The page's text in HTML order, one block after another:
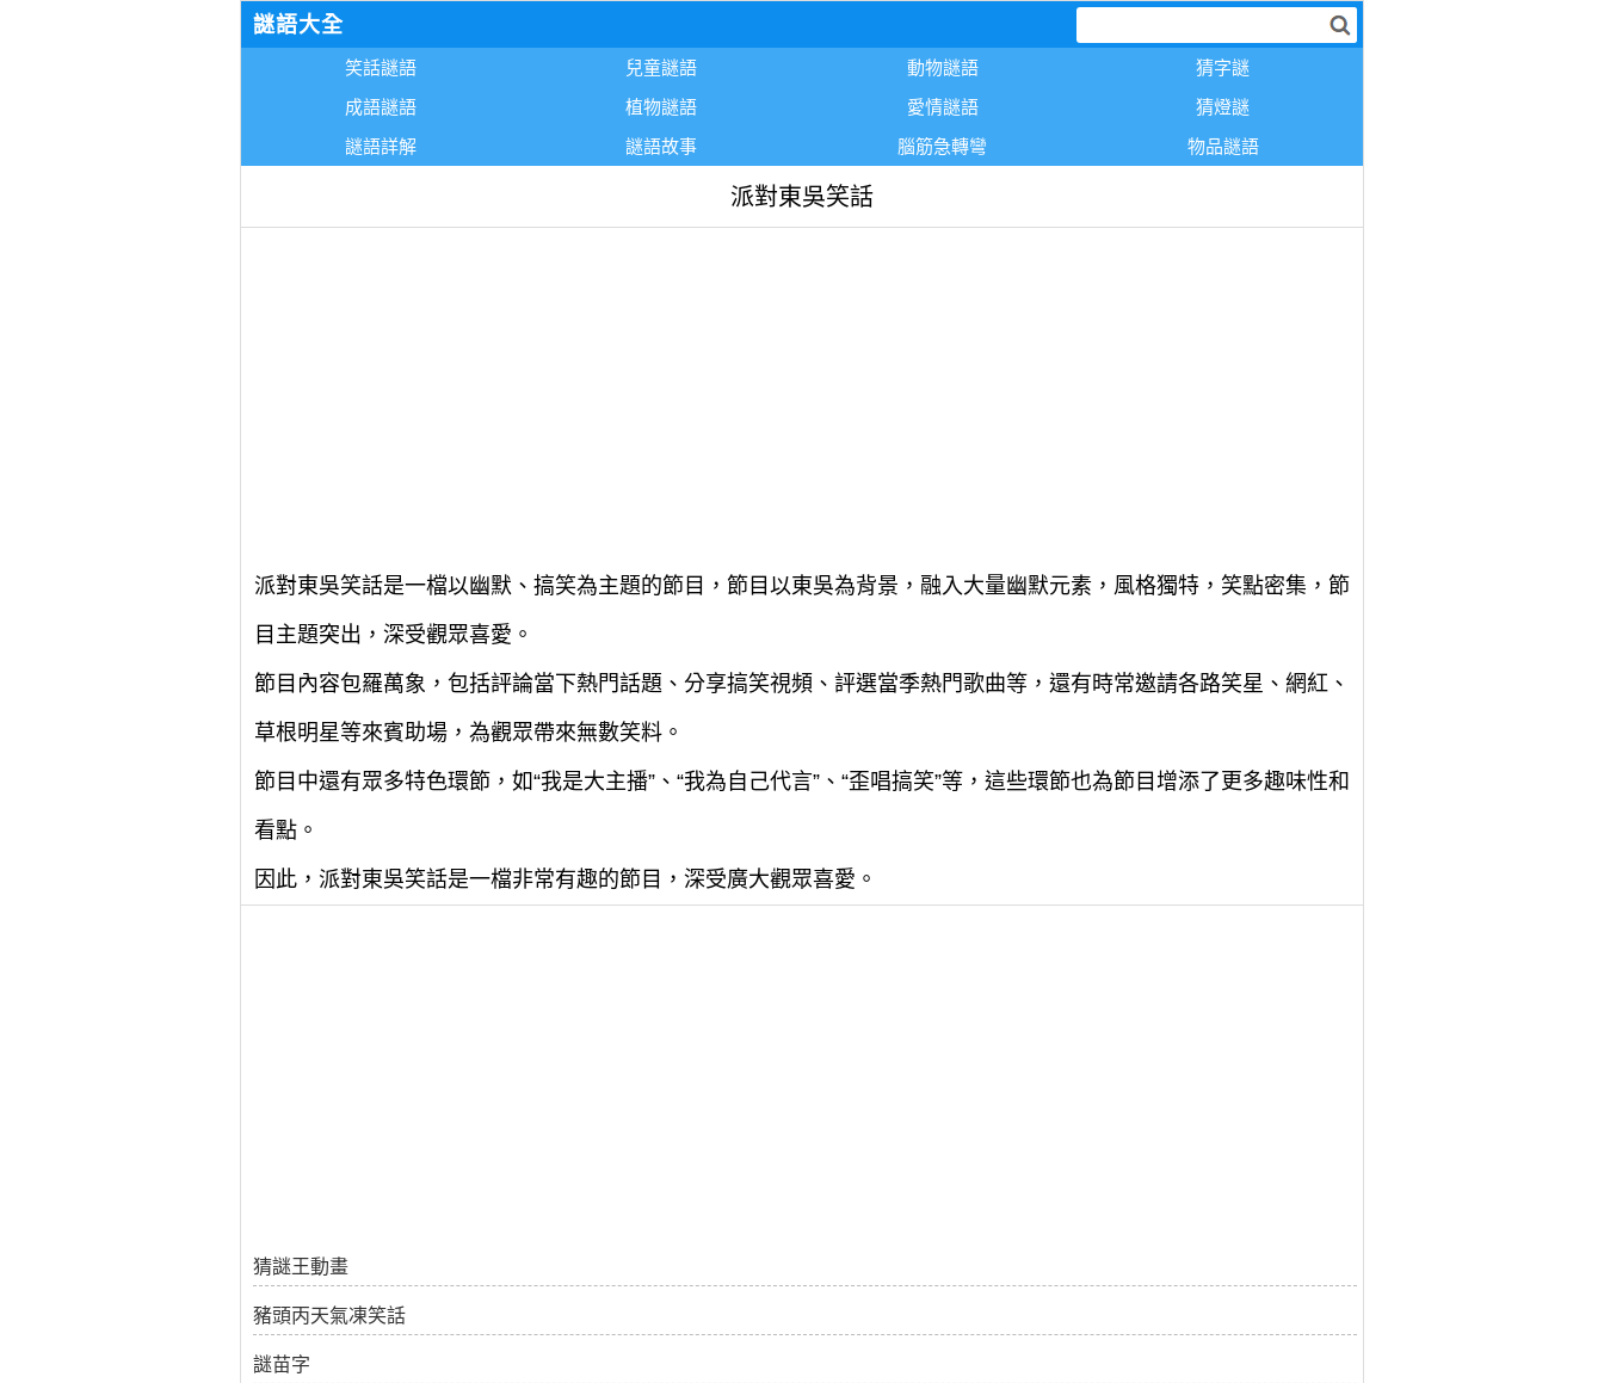
謎語大全
笑話謎語 兒童謎語 動物謎語
猜字謎
成語謎語
植物謎語 愛情謎語
猜燈謎
謎語詳解
謎語故事 腦筋急轉彎 物品謎語
派對東吳笑話
派對東吳笑話是一檔以幽默、搞笑為主題的節目，節目以東吳為背景，融入大量幽默元素，風格獨特，笑點密集，節
目主題突出，深受觀眾喜愛。
節目內容包羅萬象，包括評論當下熱門話題、分享搞笑視頻、評選當季熱門歌曲等，還有時常邀請各路笑星、網紅、
草根明星等來賓助場，為觀眾帶來無數笑料。
節目中還有眾多特色環節，如“我是大主播”、“我為自己代言”、“歪唱搞笑”等，這些環節也為節目增添了更多趣味性和
看點。
因此，派對東吳笑話是一檔非常有趣的節目，深受廣大觀眾喜愛。
猜謎王動畫
豬頭丙天氣凍笑話
謎苗字